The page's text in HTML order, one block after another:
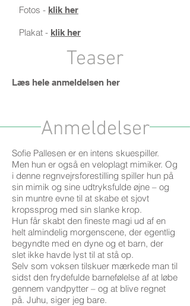
Fotos - klik her
Plakat - klik her
Teaser
Læs hele anmeldelsen her
Anmeldelser
Sofie Pallesen er en intens skuespiller.
Men hun er også en veloplagt mimiker. Og
i denne regnvejrsforestilling spiller hun på
sin mimik og sine udtryksfulde øjne – og
sin muntre evne til at skabe et sjovt
kropssprog med sin slanke krop.
Hun får skabt den fineste magi ud af en
helt almindelig morgenscene, der egentlig
begyndte med en dyne og et barn, der
slet ikke havde lyst til at stå op.
Selv som voksen tilskuer mærkede man til
sidst den frydefulde barnefølelse af at løbe
gennem vandpytter – og at blive regnet
på. Juhu, siger jeg bare.